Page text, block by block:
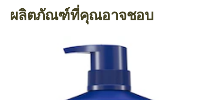
ผลิตภัณฑ์ที่คุณอาจชอบ